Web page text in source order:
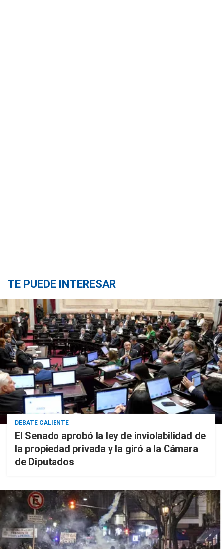
TE PUEDE INTERESAR
DEBATE CALIENTE
El Senado aprobó la ley de inviolabilidad de
la propiedad privada y la giró a la Cámara
de Diputados